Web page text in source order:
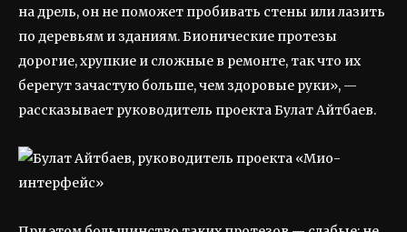
на дрель, он не поможет пробивать стены или лазить
по деревьям и зданиям. Бионические протезы
дорогие, хрупкие и сложные в ремонте, так что их
берегут зачастую больше, чем здоровые руки», —
рассказывает руководитель проекта Булат Айтбаев.